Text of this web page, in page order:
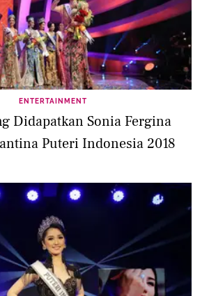
ENTERTAINMENT
Didapatkan Sonia Fergina
Puteri Indonesia 2018